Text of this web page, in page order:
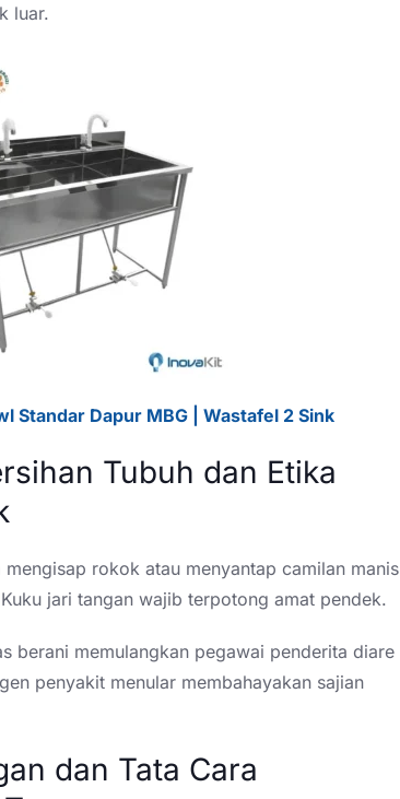
luar.
Standar Dapur MBG | Wastafel 2 Sink
Tubuh dan Etika
rokok atau menyantap camilan manis
jari tangan wajib terpotong amat pendek.
berani memulangkan pegawai penderita diare
penyakit menular membahayakan sajian
dan Tata Cara